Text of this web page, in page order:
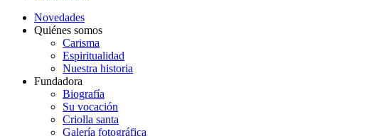
Novedades
Quiénes somos
Carisma
Espiritualidad
Nuestra historia
Fundadora
Biografía
Su vocación
Criolla santa
Galería fotográfica